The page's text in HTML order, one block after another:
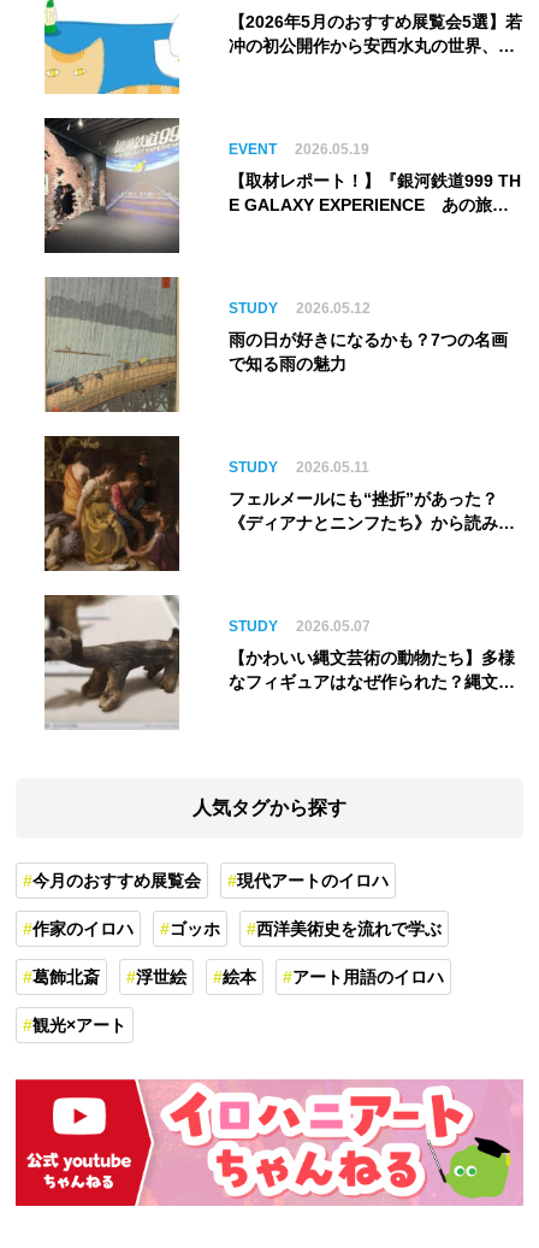
【2026年5月のおすすめ展覧会5選】若
冲の初公開作から安西水丸の世界、そ
EVENT 2026.05.19
【取材レポート！】『銀河鉄道999 TH
E GALAXY EXPERIENCE あの旅
ム】
STUDY 2026.05.12
雨の日が好きになるかも？7つの名画
で知る雨の魅力
STUDY 2026.05.11
フェルメールにも“挫折”があった？
《ディアナとニンフたち》から読み解
STUDY 2026.05.07
【かわいい縄文芸術の動物たち】多様
なフィギュアはなぜ作られた？縄文人
人気タグから探す
今月のおすすめ展覧会 現代アートのイロハ
作家のイロハ ゴッホ 西洋美術史を流れで学ぶ
葛飾北斎 浮世絵 絵本 アート用語のイロハ
観光×アート